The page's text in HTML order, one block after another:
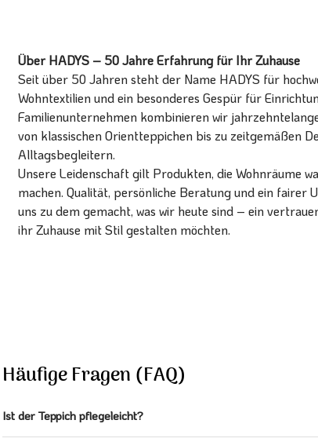
Über HADYS – 50 Jahre Erfahrung für Ihr Zuhause
Seit über 50 Jahren steht der Name HADYS für
Wohntextilien und ein besonderes Gespür für
Familienunternehmen kombinieren wir
von klassischen Orientteppichen bis zu zeitgemäßen
Alltagsbegleitern.
Unsere Leidenschaft gilt Produkten, die Wohnräume
machen. Qualität, persönliche Beratung und ein fairer
uns zu dem gemacht, was wir heute sind – ein
ihr Zuhause mit Stil gestalten möchten.
Häufige Fragen (FAQ)
Ist der Teppich pflegeleicht?